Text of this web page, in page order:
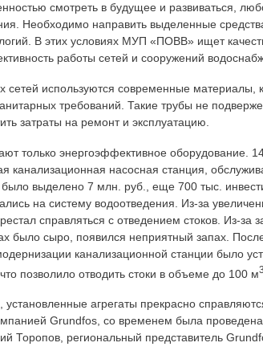
смотреть в будущее и развиваться,
Необходимо направить выделенные
В этих условиях МУП «ПОВВ» ищет
работы сетей и сооружений
сетей используются современные материалы,
требований. Такие трубы не
затраты на ремонт и эксплуатацию.
только энергоэффективное оборудование.
канализационная насосная станция,
выделено 7 млн. руб., еще 700 тыс.
на систему водоотведения. Из-за
справляться с отведением стоков. Из-за
было сыро, появился неприятный запах.
канализационной станции было
позволило отводить стоки в объеме до 100 м3
агрегаты прекрасно
Grundfos, со временем была
Торопов, региональный представитель